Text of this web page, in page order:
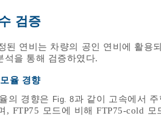
검증
된 연비는 차량의 공인 연비에 활용
석을 통해 검증하였다.
율 경향
의 경향은 Fig. 8과 같이 고속에서
, FTP75 모드에 비해 FTP75-cold